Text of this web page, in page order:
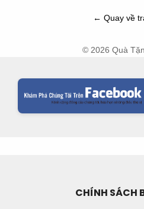
← Quay về
© 2026 Quà
CHÍNH SÁCH